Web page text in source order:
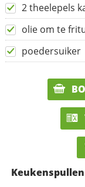
2 theelepels
olie om te
poedersuiker
Keukenspullen